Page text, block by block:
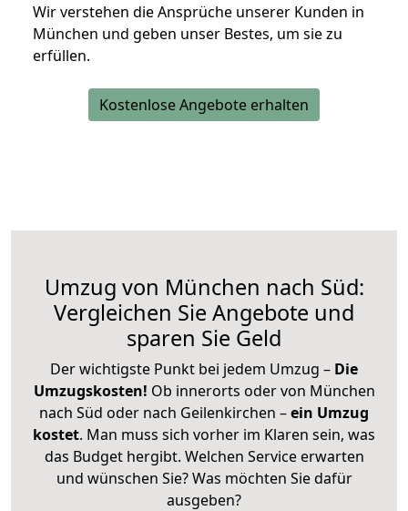
Wir verstehen die Ansprüche unserer Kunden in
München und geben unser Bestes, um sie zu
erfüllen.
Kostenlose Angebote erhalten
Umzug von München nach Süd:
Vergleichen Sie Angebote und
sparen Sie Geld
Der wichtigste Punkt bei jedem Umzug – Die
Umzugskosten! Ob innerorts oder von München
nach Süd oder nach Geilenkirchen –ein Umzug
kostet. Man muss sich vorher im Klaren sein, was
das Budget hergibt. Welchen Service erwarten
und wünschen Sie? Was möchten Sie dafür
ausgeben?